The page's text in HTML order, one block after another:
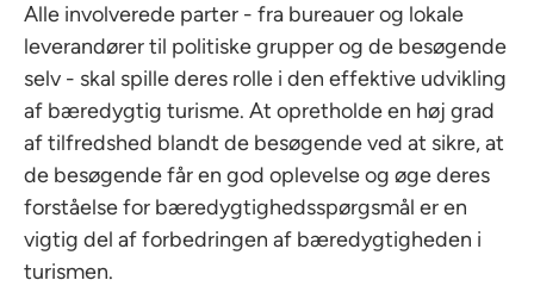
Alle involverede parter - fra bureauer og lokale
leverandører til politiske grupper og de besøgende
selv - skal spille deres rolle i den effektive udvikling
af bæredygtig turisme. At opretholde en høj grad
af tilfredshed blandt de besøgende ved at sikre, at
de besøgende får en god oplevelse og øge deres
forståelse for bæredygtighedsspørgsmål er en
vigtig del af forbedringen af bæredygtigheden i
turismen.